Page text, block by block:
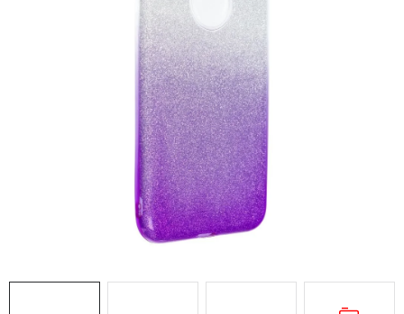
NÁRAMKY NA HODINKY
SLÚCHADLÁ, REPRODUKTORY A MIKROFÓNY
EXKLUZÍVNE ZNAČKY